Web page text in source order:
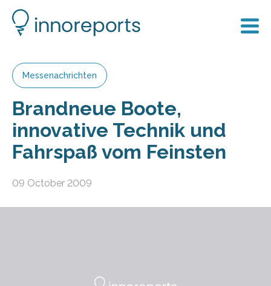
Messenachrichten
Brandneue Boote,
innovative Technik und
Fahrspaß vom Feinsten
09 October 2009